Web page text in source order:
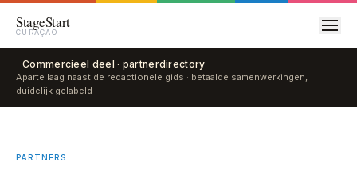
StageStart
CURAÇAO
Commercieel deel · partnerdirectory
Aparte laag naast de redactionele gids · betaalde samenwerkingen,
duidelijk gelabeld
PARTNERS